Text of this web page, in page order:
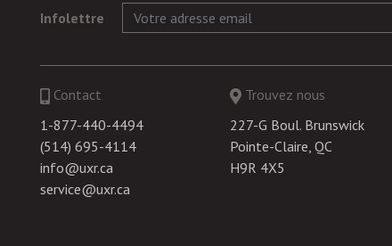
Infolettre
Contact
1-877-440-4494
(514) 695-4114
info@uxr.ca
service@uxr.ca
Trouvez nous
227-G Boul. Brunswick
Pointe-Claire, QC
H9R 4X5